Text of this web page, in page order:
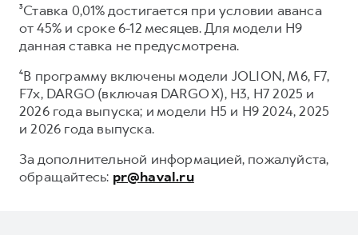
³Ставка 0,01% достигается при условии аванса
от 45% и сроке 6-12 месяцев. Для модели H9
данная ставка не предусмотрена.
⁴В программу включены модели JOLION, M6, F7,
F7x, DARGO (включая DARGO X), H3, H7 2025 и
2026 года выпуска; и модели H5 и H9 2024, 2025
и 2026 года выпуска.
За дополнительной информацией, пожалуйста,
обращайтесь: pr@haval.ru